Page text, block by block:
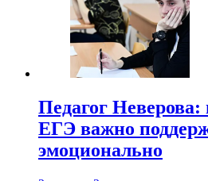
Педагог Неверова:
ЕГЭ важно
эмоционально